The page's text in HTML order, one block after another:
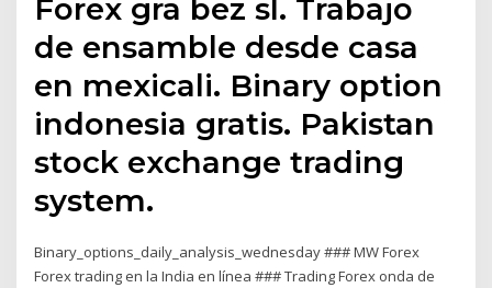
Forex gra bez sl. Trabajo
de ensamble desde casa
en mexicali. Binary option
indonesia gratis. Pakistan
stock exchange trading
system.
Binary_options_daily_analysis_wednesday ### MW Forex
Forex trading en la India en línea ### Trading Forex onda de